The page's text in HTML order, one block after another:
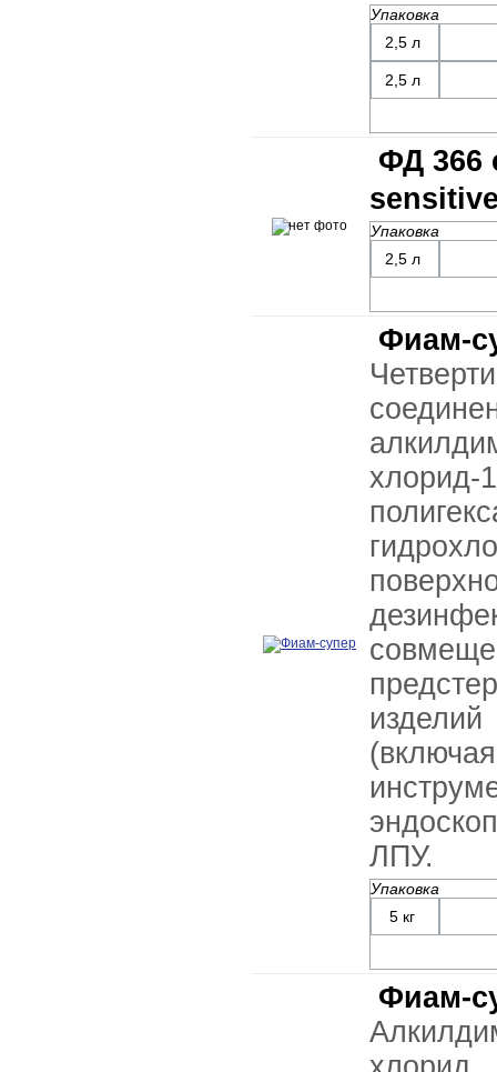
Упаковка
2,5 л
2,5 л
ФД 366
Упаковка
2,5 л
Фиам-
хлорид-
ЛПУ.
Упаковка
5 кг
Фиам-